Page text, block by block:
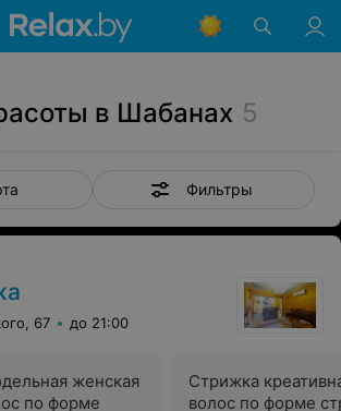
в Шабанах 5
Фильтры
67 до 21:00
женская
по форме
Стрижка
волос по форме